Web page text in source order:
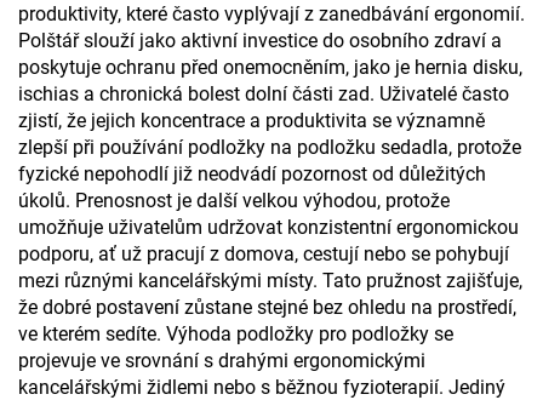
produktivity, které často vyplývají z zanedbávání ergonomií.
Polštář slouží jako aktivní investice do osobního zdraví a
poskytuje ochranu před onemocněním, jako je hernia disku,
ischias a chronická bolest dolní části zad. Uživatelé často
zjistí, že jejich koncentrace a produktivita se významně
zlepší při používání podložky na podložku sedadla, protože
fyzické nepohodlí již neodvádí pozornost od důležitých
úkolů. Prenosnost je další velkou výhodou, protože
umožňuje uživatelům udržovat konzistentní ergonomickou
podporu, ať už pracují z domova, cestují nebo se pohybují
mezi různými kancelářskými místy. Tato pružnost zajišťuje,
že dobré postavení zůstane stejné bez ohledu na prostředí,
ve kterém sedíte. Výhoda podložky pro podložky se
projevuje ve srovnání s drahými ergonomickými
kancelářskými židlemi nebo s běžnou fyzioterapií. Jediný